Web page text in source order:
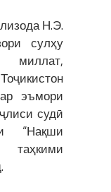
Н.Э.
сулҳу
эъмори
судӣ
“Нақши